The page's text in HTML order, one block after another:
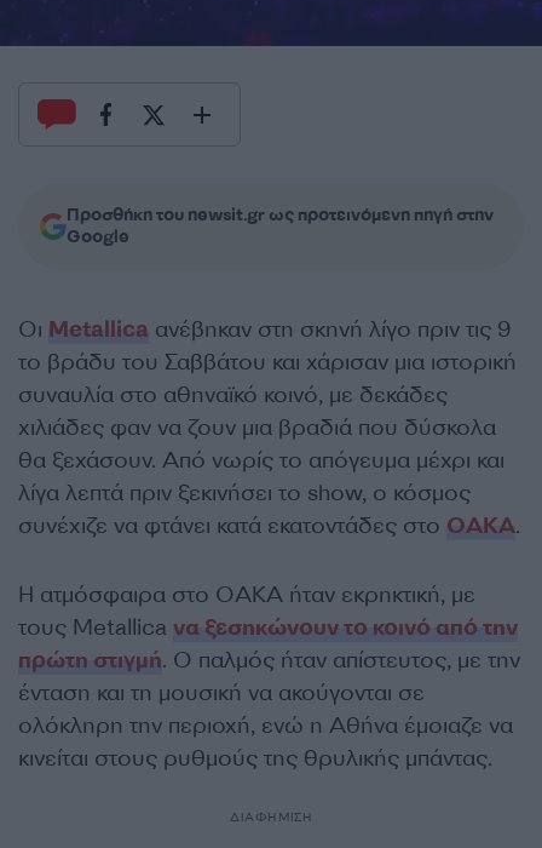
Προσθήκη του newsit.gr ως προτεινόμενη πηγή στην
Google
Οι Metallica ανέβηκαν στη σκηνή λίγο πριν τις 9
το βράδυ του Σαββάτου και χάρισαν μια ιστορική
συναυλία στο αθηναϊκό κοινό, με δεκάδες
χιλιάδες φαν να ζουν μια βραδιά που δύσκολα
θα ξεχάσουν. Από νωρίς το απόγευμα μέχρι και
λίγα λεπτά πριν ξεκινήσει το show, ο κόσμος
συνέχιζε να φτάνει κατά εκατοντάδες στο ΟΑΚΑ.
Η ατμόσφαιρα στο ΟΑΚΑ ήταν εκρηκτική, με
τους Metallica να ξεσηκώνουν το κοινό από την
πρώτη στιγμή. Ο παλμός ήταν απίστευτος, με την
ένταση και τη μουσική να ακούγονται σε
ολόκληρη την περιοχή, ενώ η Αθήνα έμοιαζε να
κινείται στους ρυθμούς της θρυλικής μπάντας.
ΔΙΑΦΗΜΙΣΗ